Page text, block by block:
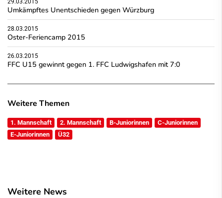
Umkämpftes Unentschieden gegen Würzburg
28.03.2015
Oster-Feriencamp 2015
26.03.2015
FFC U15 gewinnt gegen 1. FFC Ludwigshafen mit 7:0
Weitere Themen
1. Mannschaft 2. Mannschaft B-Juniorinnen
C-Juniorinnen
E-Juniorinnen
Ü32
Weitere News